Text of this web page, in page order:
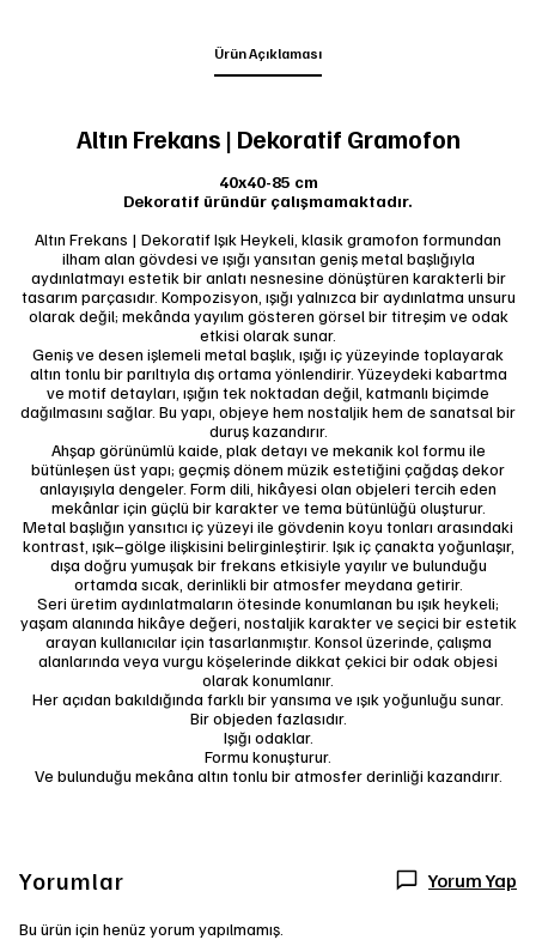
Ürün Açıklaması
Altın Frekans | Dekoratif Gramofon
40x40-85 cm
Dekoratif üründür çalışmamaktadır.
Altın Frekans | Dekoratif Işık Heykeli, klasik gramofon formundan
ilham alan gövdesi ve ışığı yansıtan geniş metal başlığıyla
aydınlatmayı estetik bir anlatı nesnesine dönüştüren karakterli bir
tasarım parçasıdır. Kompozisyon, ışığı yalnızca bir aydınlatma unsuru
olarak değil; mekânda yayılım gösteren görsel bir titreşim ve odak
etkisi olarak sunar.
Geniş ve desen işlemeli metal başlık, ışığı iç yüzeyinde toplayarak
altın tonlu bir parıltıyla dış ortama yönlendirir. Yüzeydeki kabartma
ve motif detayları, ışığın tek noktadan değil, katmanlı biçimde
dağılmasını sağlar. Bu yapı, objeye hem nostaljik hem de sanatsal bir
duruş kazandırır.
Ahşap görünümlü kaide, plak detayı ve mekanik kol formu ile
bütünleşen üst yapı; geçmiş dönem müzik estetiğini çağdaş dekor
anlayışıyla dengeler. Form dili, hikâyesi olan objeleri tercih eden
mekânlar için güçlü bir karakter ve tema bütünlüğü oluşturur.
Metal başlığın yansıtıcı iç yüzeyi ile gövdenin koyu tonları arasındaki
kontrast, ışık–gölge ilişkisini belirginleştirir. Işık iç çanakta yoğunlaşır,
dışa doğru yumuşak bir frekans etkisiyle yayılır ve bulunduğu
ortamda sıcak, derinlikli bir atmosfer meydana getirir.
Seri üretim aydınlatmaların ötesinde konumlanan bu ışık heykeli;
yaşam alanında hikâye değeri, nostaljik karakter ve seçici bir estetik
arayan kullanıcılar için tasarlanmıştır. Konsol üzerinde, çalışma
alanlarında veya vurgu köşelerinde dikkat çekici bir odak objesi
olarak konumlanır.
Her açıdan bakıldığında farklı bir yansıma ve ışık yoğunluğu sunar.
Bir objeden fazlasıdır.
Işığı odaklar.
Formu konuşturur.
Ve bulunduğu mekâna altın tonlu bir atmosfer derinliği kazandırır.
Yorumlar Yorum Yap
Bu ürün için henüz yorum yapılmamış.